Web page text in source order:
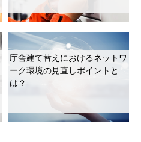
庁舎建て替えにおけるネットワ
ーク環境の見直しポイントと
は？